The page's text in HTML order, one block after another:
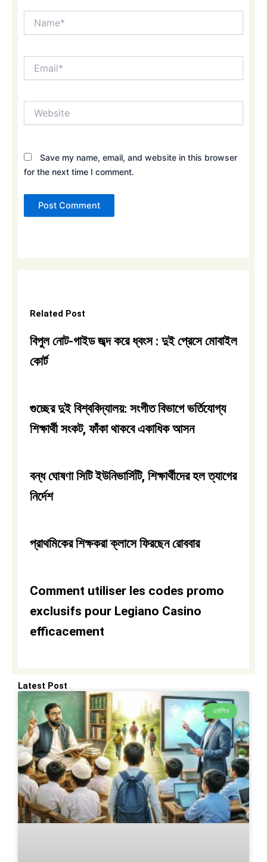
Save my name, email, and website in this browser
for the next time I comment.
Related Post
বিপুল নোট-গাইড জব্দ করে ধ্বংস : দুই প্রেসে মোবাইল
কোর্ট
গুচ্ছের দুই বিশ্ববিদ্যালয়: সংগীত বিভাগে ভর্তিযোগ্য
শিক্ষার্থী সংকট, ফাঁকা থাকবে একাধিক আসন
বন্ধ ঘোষণা সিটি ইউনিভার্সিটি, শিক্ষার্থীদের হল ত্যাগের
নির্দেশ
প্রাথমিকের শিক্ষকরা ক্লাসে ফিরছেন রোববার
Comment utiliser les codes promo
exclusifs pour Legiano Casino
efficacement
Latest Post
এমপিও